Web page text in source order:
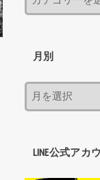
月別
LINE公式アカ